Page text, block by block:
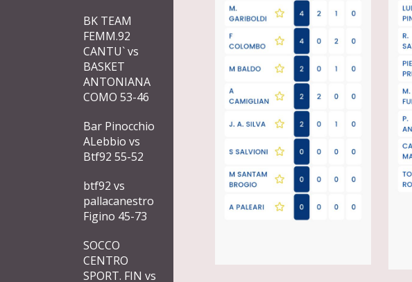
BK TEAM
FEMM.92
CANTU` vs
BASKET
ANTONIANA
COMO 53-46
Bar Pinocchio
ALebbio vs
Btf92 55-52
btf92 vs
pallacanestro
Figino 45-73
SOCCO
CENTRO
SPORT. FIN vs